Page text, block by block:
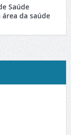
Saúde
da saúde